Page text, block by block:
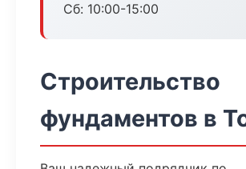
Сб: 10:00-15:00
Строительство
фундаментов в